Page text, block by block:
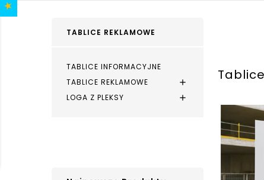
TABLICE REKLAMOWE
TABLICE INFORMACYJNE
TABLICE REKLAMOWE

LOGA Z PLEKSY 